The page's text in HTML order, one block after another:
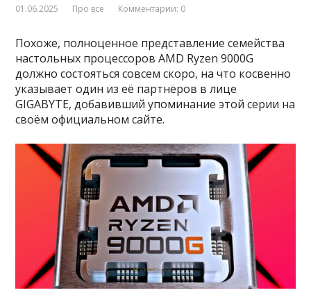
01.06.2025 Про все Комментарии: 0
Похоже, полноценное представление семейства
настольных процессоров AMD Ryzen 9000G
должно состояться совсем скоро, на что косвенно
указывает один из её партнёров в лице
GIGABYTE, добавивший упоминание этой серии на
своём официальном сайте.